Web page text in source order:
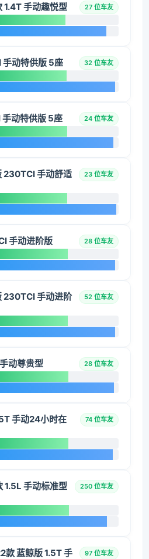
手动趣悦型 27 位车友
动特供版 5座 32 位车友
动特供版 5座 24 位车友
230TCI 手动舒适
23 位车友
手动进阶版 28 位车友
230TCI 手动进阶
52 位车友
动尊贵型 28 位车友
手动24小时在
74 位车友
1.5L 手动标准型
250 位车友
蓝鲸版 1.5T 手
97 位车友